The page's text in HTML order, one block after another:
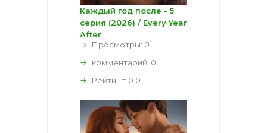
Каждый год после - 5
серия (2026) / Every Year
After
Просмотры: 0
комментарий: 0
Рейтинг: 0.0